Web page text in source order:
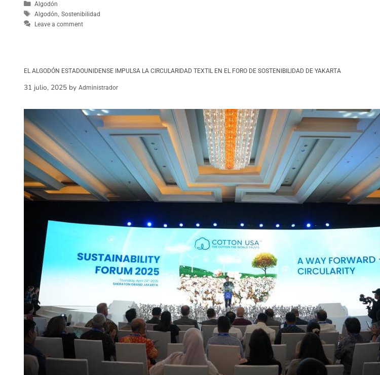
Algodón
Algodón,Sostenibilidad
Leave a comment
EL ALGODÓN ESTADOUNIDENSE IMPULSA LA CIRCULARIDAD TEXTIL EN EL FORO DE SOSTENIBILIDAD DE YAKARTA
31 julio, 2025 by Administrador